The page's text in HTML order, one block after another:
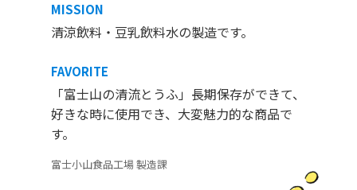
MISSION
清涼飲料・豆乳飲料水の製造です。
FAVORITE
「富士山の清流とうふ」長期保存ができて、
好きな時に使用でき、大変魅力的な商品で
す。
富士小山食品工場 製造課